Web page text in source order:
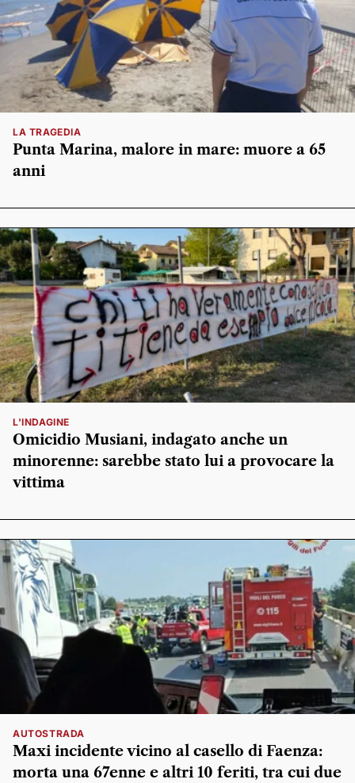
LA TRAGEDIA
Punta Marina, malore in mare: muore a 65
anni
L'INDAGINE
Omicidio Musiani, indagato anche un
minorenne: sarebbe stato lui a provocare la
vittima
AUTOSTRADA
Maxi incidente vicino al casello di Faenza:
morta una 67enne e altri 10 feriti, tra cui due